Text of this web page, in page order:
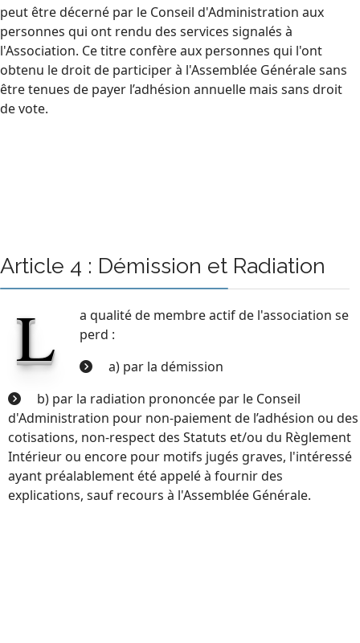
peut être décerné par le Conseil d'Administration aux
personnes qui ont rendu des services signalés à
l'Association. Ce titre confère aux personnes qui l'ont
obtenu le droit de participer à l'Assemblée Générale sans
être tenues de payer l’adhésion annuelle mais sans droit
de vote.
Article 4 : Démission et Radiation
L
a qualité de membre actif de l'association se
perd :
a) par la démission
b) par la radiation prononcée par le Conseil
d'Administration pour non-paiement de l’adhésion ou des
cotisations, non-respect des Statuts et/ou du Règlement
Intérieur ou encore pour motifs jugés graves, l'intéressé
ayant préalablement été appelé à fournir des
explications, sauf recours à l'Assemblée Générale.